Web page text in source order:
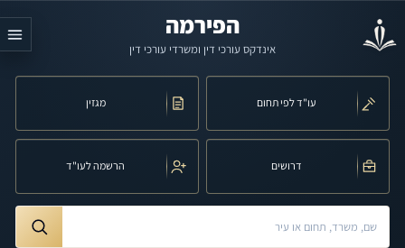
הפירמה
אינדקס עורכי דין ומשרדי עורכי דין
עו"ד לפי תחום מגזין
דרושים הרשמה לעו"ד
חיפוש לפי שם, משרד, תחום משפט או עיר